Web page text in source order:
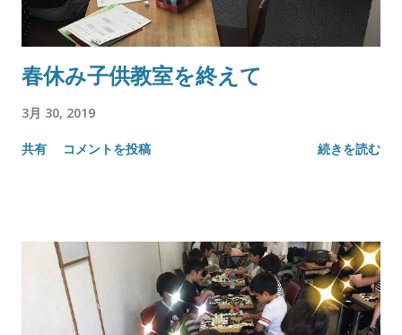
春休み子供教室を終えて
3月 30, 2019
共有 コメントを投稿 続きを読む